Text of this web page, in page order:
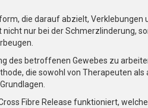
die darauf abzielt, Verklebungen
nur bei der Schmerzlinderung,
des betroffenen Gewebes zu
die sowohl von Therapeuten
Fibre Release funktioniert,